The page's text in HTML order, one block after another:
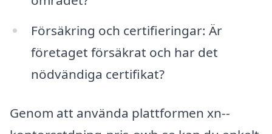
Försäkring och certifieringar: Är
företaget försäkrat och har det
nödvändiga certifikat?
Genom att använda plattformen xn--